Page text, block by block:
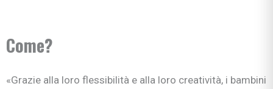
Come?
«Grazie alla loro flessibilità e alla loro creatività, i bambini